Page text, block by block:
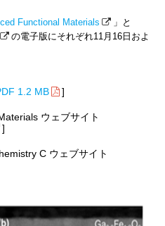
Functional Materials
」と
の電子版にそれぞれ11月16日およ
1.2 MB ]
ウェブサイト
]
C ウェブサイト